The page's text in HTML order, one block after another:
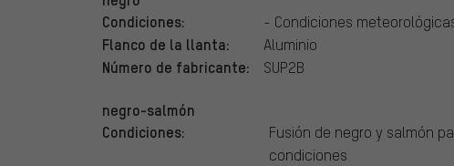
Condiciones:
- Condiciones
Flanco de la llanta: Aluminio
Número de fabricante: SUP2B
negro-salmón
Condiciones:
Fusión de negro y salmón
condiciones